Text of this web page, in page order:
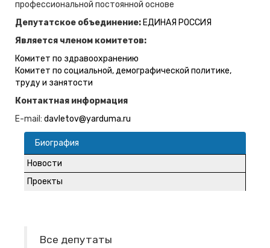
профессиональной постоянной основе
Депутатское объединение: ЕДИНАЯ РОССИЯ
Является членом комитетов:
Комитет по здравоохранению
Комитет по социальной, демографической политике,
труду и занятости
Контактная информация
E-mail: davletov@yarduma.ru
Биография
Новости
Проекты
Все депутаты